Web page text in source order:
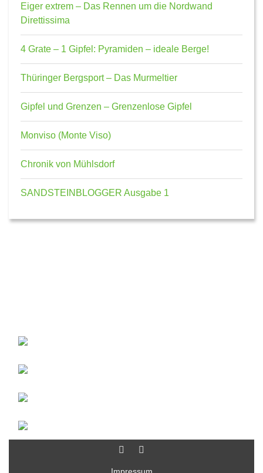
Eiger extrem – Das Rennen um die Nordwand
Direttissima
4 Grate – 1 Gipfel: Pyramiden – ideale Berge!
Thüringer Bergsport – Das Murmeltier
Gipfel und Grenzen – Grenzenlose Gipfel
Monviso (Monte Viso)
Chronik von Mühlsdorf
SANDSTEINBLOGGER Ausgabe 1
Impressum